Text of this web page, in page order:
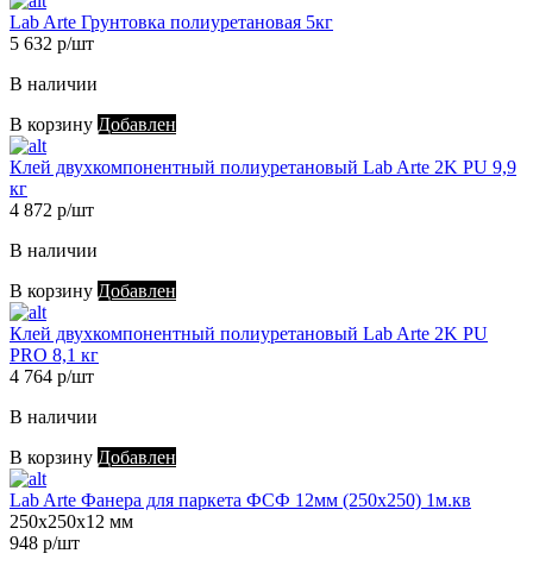
Lab Arte Грунтовка полиуретановая 5кг
5 632 р/шт
В наличии
В корзину Добавлен
Клей двухкомпонентный полиуретановый Lab Arte 2K PU 9,9
кг
4 872 р/шт
В наличии
В корзину Добавлен
Клей двухкомпонентный полиуретановый Lab Arte 2K PU
PRO 8,1 кг
4 764 р/шт
В наличии
В корзину Добавлен
Lab Arte Фанера для паркета ФСФ 12мм (250х250) 1м.кв
250х250х12 мм
948 р/шт